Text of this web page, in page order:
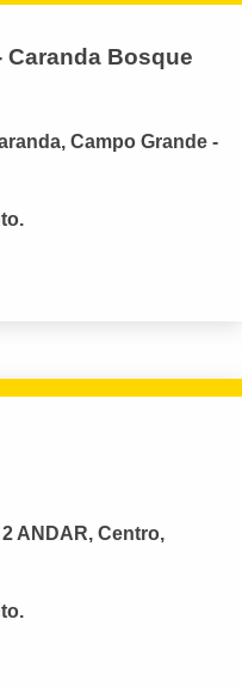
Caranda Bosque
Campo Grande -
ANDAR, Centro,